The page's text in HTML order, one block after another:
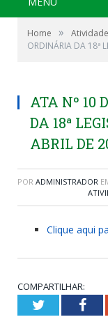
Home »
ORDINÁRIA DA 18ª
ATA Nº 10
DA 18ª
ABRIL DE
POR ADMINISTRADOR
Clique aqui
COMPARTILHAR:
Twitter